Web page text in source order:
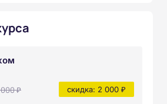
₽ скидка: 2 000 ₽